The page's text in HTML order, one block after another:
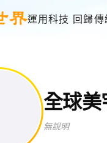
運用科技 回歸傳
全球美
無說明